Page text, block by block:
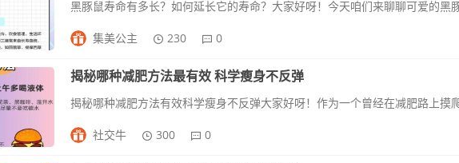
集美公主 230 0
揭秘哪种减肥方法最有效 科学瘦身不反弹
社交牛 300 0